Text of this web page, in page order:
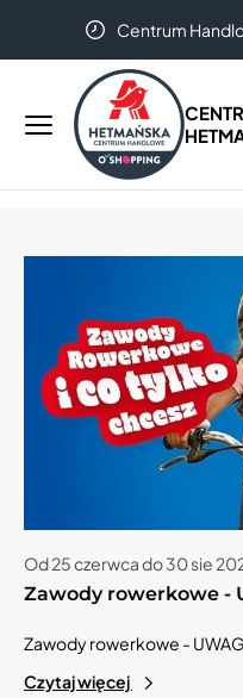
Centrum
Menu
główne
stronie
Strona główna
Od 25 czerwca do 30 sie
Zawody rowerkowe -
Zawody rowerkowe -
Czytaj więcej